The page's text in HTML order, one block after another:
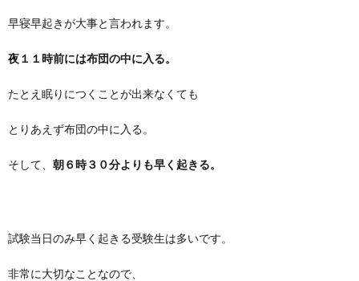
早寝早起きが大事と言われます。
夜１１時前には布団の中に入る。
たとえ眠りにつくことが出来なくても
とりあえず布団の中に入る。
そして、 朝６時３０分よりも早く起きる。
試験当日のみ早く起きる受験生は多いです。
非常に大切なことなので、